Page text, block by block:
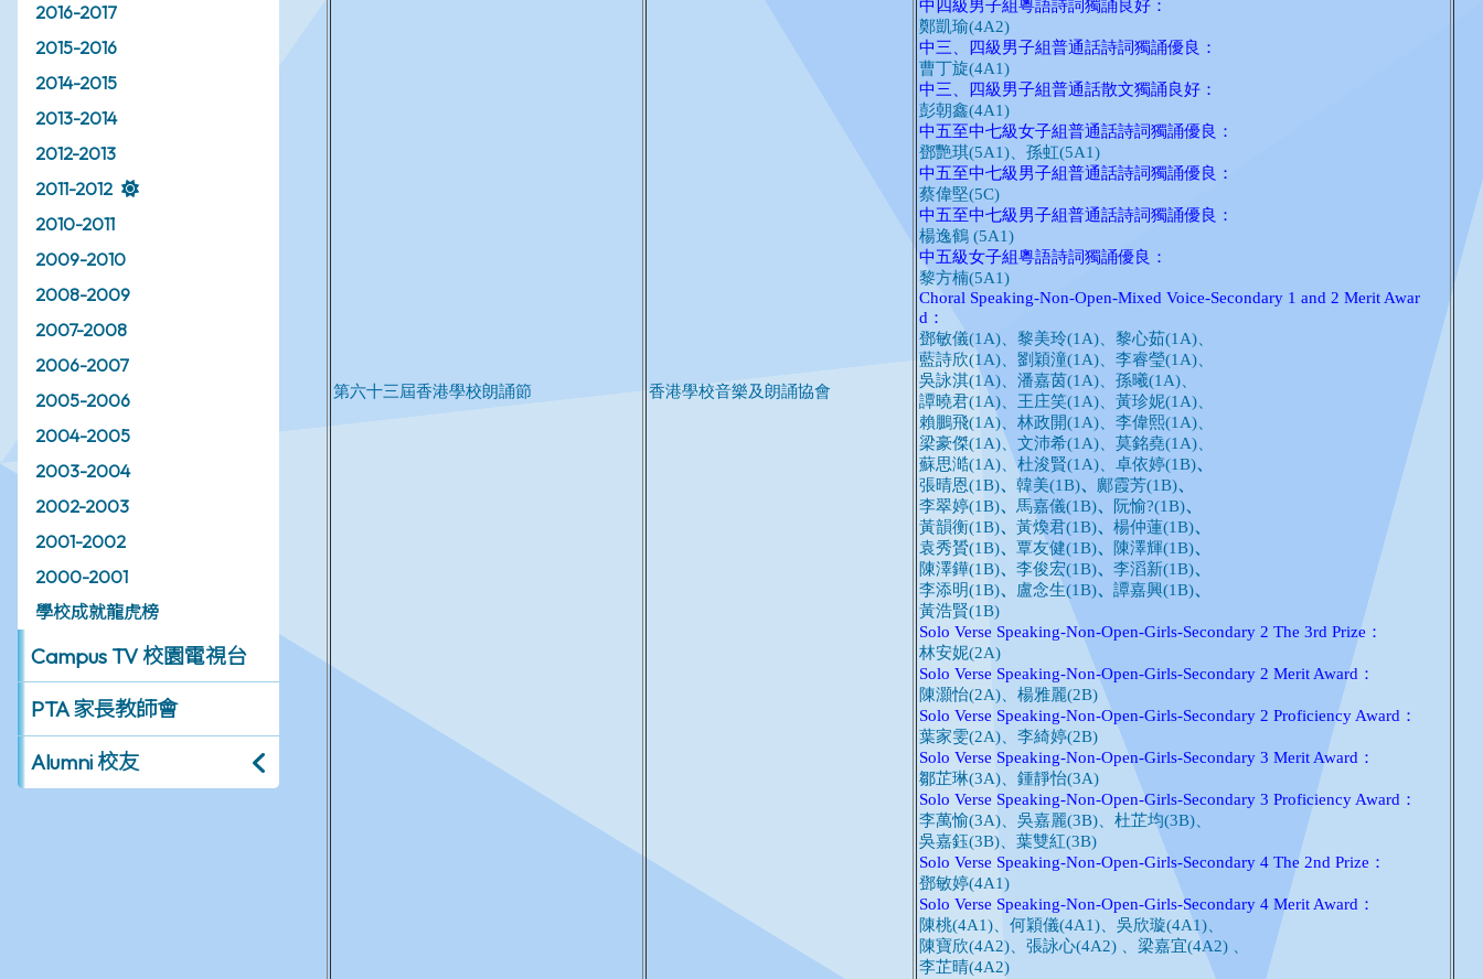
2016-2017
2015-2016
2014-2015
2013-2014
2012-2013
2011-2012
2010-2011
2009-2010
2008-2009
2007-2008
2006-2007
2005-2006
2004-2005
2003-2004
2002-2003
2001-2002
2000-2001
學校成就龍虎榜
Campus TV 校園電視台
PTA 家長教師會
Alumni 校友